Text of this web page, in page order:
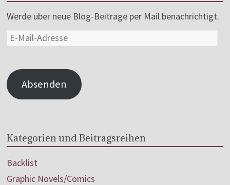
Werde über neue Blog-Beiträge per Mail benachrichtigt.
Absenden
Kategorien und Beitragsreihen
Backlist
Graphic Novels/Comics